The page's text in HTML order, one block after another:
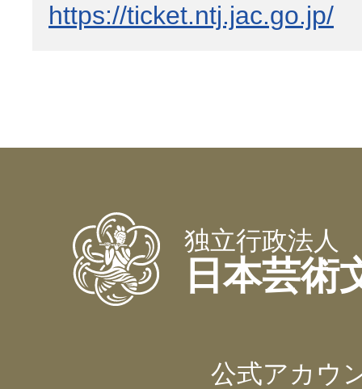
https://ticket.ntj.jac.go.jp/
独立行政法人
日本芸術
公式アカウ